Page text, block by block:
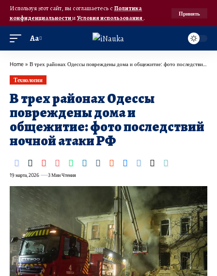
Используя этот сайт, вы соглашаетесь с Политика
конфиденциальностииУсловия использования.
Принять
Аа
Home » В трех районах Одессы повреждены дома и общежитие: фото последствий ночной атаки РФ
Технологии
В трех районах Одессы
повреждены дома и
общежитие: фото последствий
ночной атаки РФ
19 марта, 2026 3 Мин Чтения